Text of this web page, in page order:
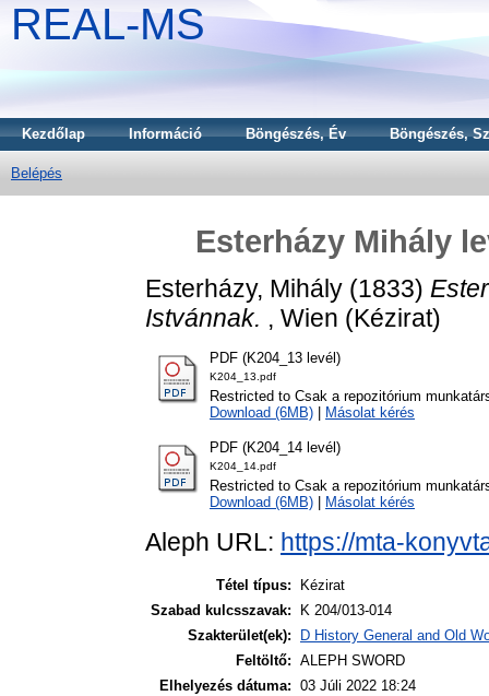
REAL-MS
Kezdőlap Információ Böngészés, Év Böngészés,
Belépés
Esterházy Mihály
Esterházy, Mihály (1833)
Istvánnak. , Wien (Kézirat)
PDF (K204_13 levél)
K204_13.pdf
Restricted to Csak a repozitórium
Download (6MB)
Másolat kérés
PDF (K204_14 levél)
K204_14.pdf
Restricted to Csak a repozitórium
Download (6MB)
Másolat kérés
Aleph URL: https://mta-
Tétel típus:
Kézirat
Szabad kulcsszavak:
K 204/013-014
Szakterület(ek):
D History General and Old
Feltöltő: ALEPH SWORD
Elhelyezés dátuma: 03 Júli 2022 18:24